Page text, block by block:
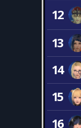
12
13
14
15
16